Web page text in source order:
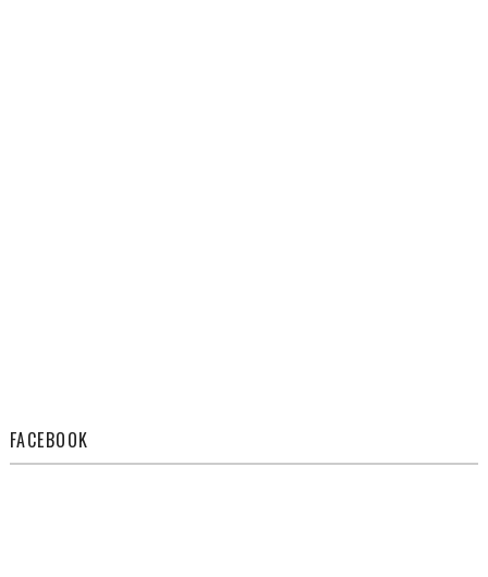
FACEBOOK